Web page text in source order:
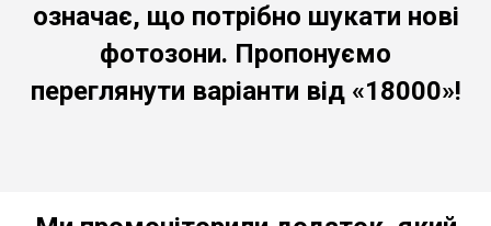
означає, що потрібно шукати нові
фотозони. Пропонуємо
переглянути варіанти від «18000»!